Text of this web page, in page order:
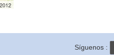
Síguenos :